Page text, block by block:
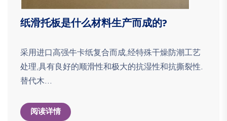
纸滑托板是什么材料生产而成的?
采用进口高强牛卡纸复合而成,经特殊干燥防潮工艺
处理,具有良好的顺滑性和极大的抗湿性和抗撕裂性.
替代木...
阅读详情